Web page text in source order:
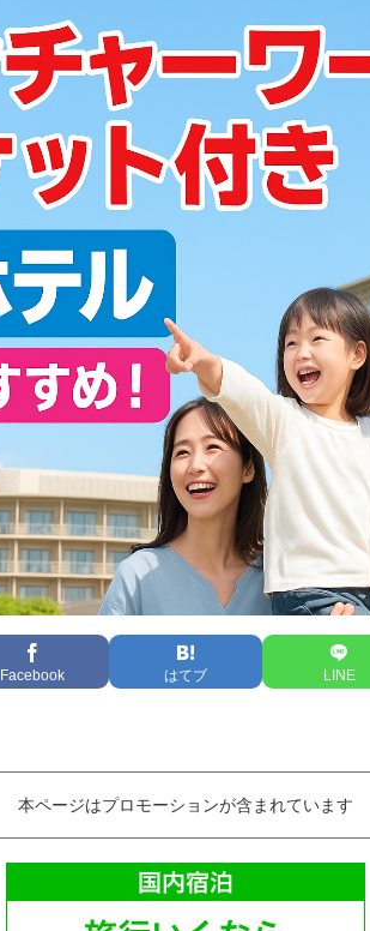
Facebook はてブ LINE
本ページはプロモーションが含まれています